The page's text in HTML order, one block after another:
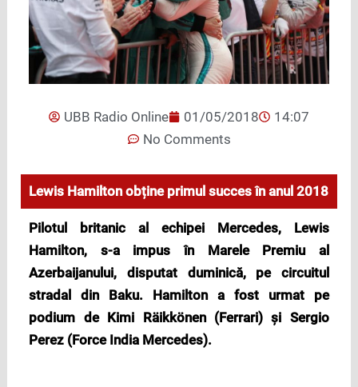
UBB Radio Online 01/05/2018
14:07
No Comments
Lewis Hamilton obține primul succes în anul 2018
Pilotul britanic al echipei Mercedes, Lewis
Hamilton, s-a impusîn Marele Premiu al
Azerbaijanului, disputat duminică, pe circuitul
stradal din Baku. Hamilton a fost urmat pe
podium de Kimi Räikkönen (Ferrari) și Sergio
Perez (Force India Mercedes).